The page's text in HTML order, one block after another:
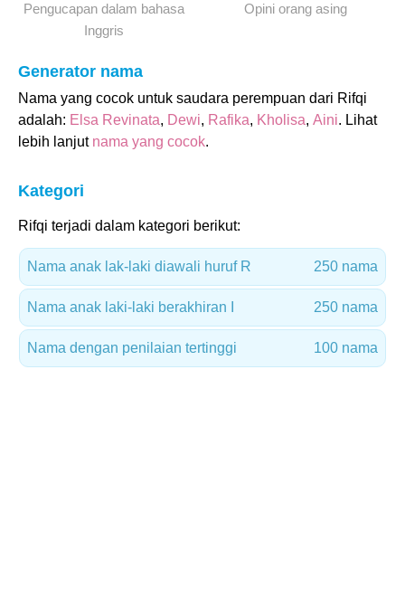
Pengucapan dalam bahasa
Inggris
Opini orang asing
Generator nama
Nama yang cocok untuk saudara perempuan dari Rifqi
adalah: Elsa Revinata, Dewi, Rafika, Kholisa, Aini. Lihat
lebih lanjut nama yang cocok.
Kategori
Rifqi terjadi dalam kategori berikut:
Nama anak lak-laki diawali huruf R 250 nama
Nama anak laki-laki berakhiran I 250 nama
Nama dengan penilaian tertinggi 100 nama